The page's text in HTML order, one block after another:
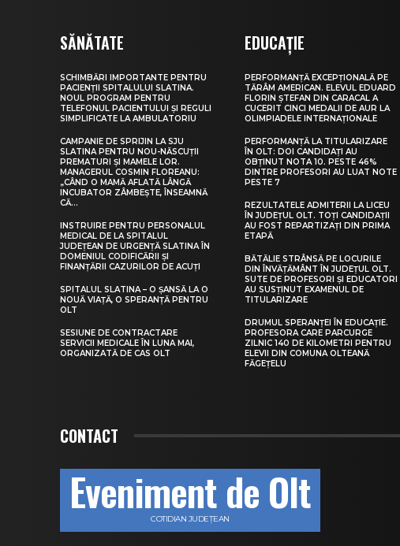
SĂNĂTATE
SCHIMBĂRI IMPORTANTE PENTRU
PACIENȚII SPITALULUI SLATINA.
NOUL PROGRAM PENTRU
TELEFONUL PACIENTULUI ȘI REGULI
SIMPLIFICATE LA AMBULATORIU
CAMPANIE DE SPRIJIN LA SJU
SLATINA PENTRU NOU-NĂSCUȚII
PREMATURI ȘI MAMELE LOR.
MANAGERUL COSMIN FLOREANU:
„CÂND O MAMĂ AFLATĂ LÂNGĂ
INCUBATOR ZÂMBEȘTE, ÎNSEAMNĂ
CĂ...
INSTRUIRE PENTRU PERSONALUL
MEDICAL DE LA SPITALUL
JUDEȚEAN DE URGENȚĂ SLATINA ÎN
DOMENIUL CODIFICĂRII ȘI
FINANȚĂRII CAZURILOR DE ACUȚI
SPITALUL SLATINA – O ȘANSĂ LA O
NOUĂ VIAȚĂ, O SPERANȚĂ PENTRU
OLT
SESIUNE DE CONTRACTARE
SERVICII MEDICALE ÎN LUNA MAI,
ORGANIZATĂ DE CAS OLT
EDUCAȚIE
PERFORMANȚĂ EXCEPȚIONALĂ PE
TĂRÂM AMERICAN. ELEVUL EDUARD
FLORIN ȘTEFAN DIN CARACAL A
CUCERIT CINCI MEDALII DE AUR LA
OLIMPIADELE INTERNAȚIONALE
PERFORMANȚĂ LA TITULARIZARE
ÎN OLT: DOI CANDIDAȚI AU
OBȚINUT NOTA 10. PESTE 46%
DINTRE PROFESORI AU LUAT NOTE
PESTE 7
REZULTATELE ADMITERII LA LICEU
ÎN JUDEȚUL OLT. TOȚI CANDIDAȚII
AU FOST REPARTIZAȚI DIN PRIMA
ETAPĂ
BĂTĂLIE STRÂNSĂ PE LOCURILE
DIN ÎNVĂȚĂMÂNT ÎN JUDEȚUL OLT.
SUTE DE PROFESORI ȘI EDUCATORI
AU SUSȚINUT EXAMENUL DE
TITULARIZARE
DRUMUL SPERANȚEI ÎN EDUCAȚIE.
PROFESORA CARE PARCURGE
ZILNIC 140 DE KILOMETRI PENTRU
ELEVII DIN COMUNA OLTEANĂ
FĂGEȚELU
CONTACT
Eveniment de Olt
COTIDIAN JUDEȚEAN